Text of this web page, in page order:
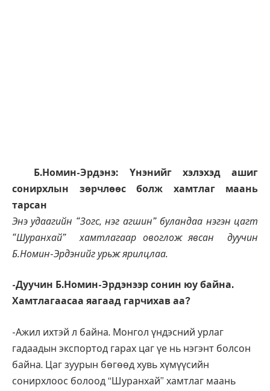
Б.Номин-Эрдэнэ: Үнэнийг хэлэхэд ашиг
сонирхлын зөрчлөөс болж хамтлаг маань
тарсан
Энэ удаагийн “Зогс, нэг агшин” буландаа нэгэн цагт
“Шуранхай” хамтлагаар овоглож явсан дуучин
Б.Номин-Эрдэнийг урьж ярилцлаа.
-Дуучин Б.Номин-Эрдэнээр сонин юу байна.
Хамтлагаасаа яагаад гарчихав аа?
-Ажил ихтэй л байна. Монгол үндэсний урлаг
гадаадын экспортод гарах цаг үе нь нэгэнт болсон
байна. Цаг зуурын бөгөөд хувь хүмүүсийн
сонирхлоос болоод “Шуранхай” хамтлаг маань